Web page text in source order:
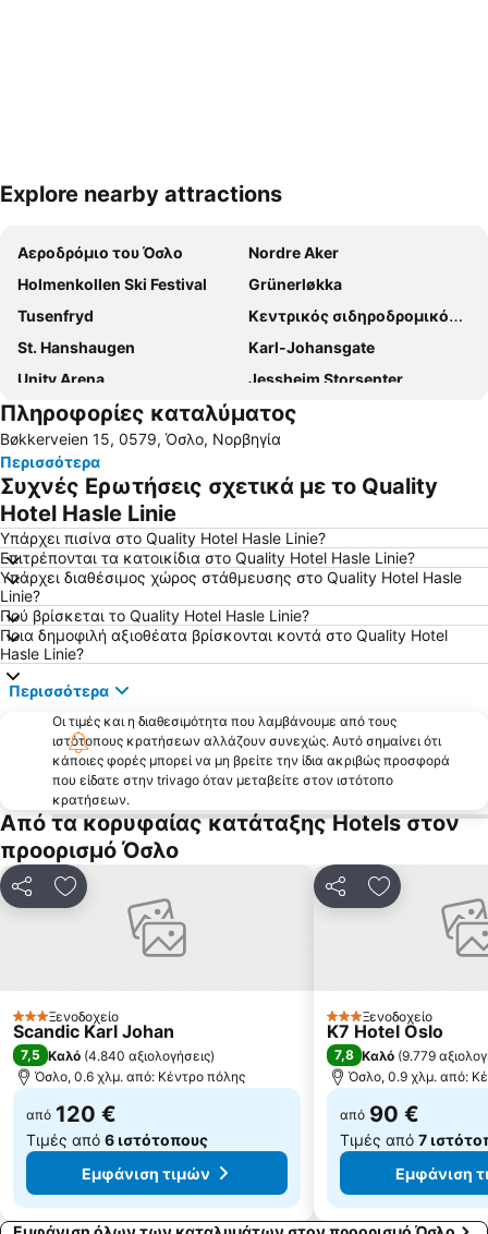
Ανάπτυξη χάρτη
Explore nearby attractions
Αεροδρόμιο του Όσλο
Nordre Aker
Holmenkollen Ski Festival
Grünerløkka
Tusenfryd
Κεντρικός σιδηροδρομικός σταθμός του Όσλο
St. Hanshaugen
Karl-Johansgate
Unity Arena
Jessheim Storsenter
Πληροφορίες καταλύματος
Bøkkerveien 15, 0579, Όσλο, Νορβηγία
Περισσότερα
Συχνές Ερωτήσεις σχετικά με το Quality
Hotel Hasle Linie
Υπάρχει πισίνα στο Quality Hotel Hasle Linie?
Επιτρέπονται τα κατοικίδια στο Quality Hotel Hasle Linie?
Υπάρχει διαθέσιμος χώρος στάθμευσης στο Quality Hotel Hasle
Linie?
Πού βρίσκεται το Quality Hotel Hasle Linie?
Ποια δημοφιλή αξιοθέατα βρίσκονται κοντά στο Quality Hotel
Hasle Linie?
Περισσότερα
Οι τιμές και η διαθεσιμότητα που λαμβάνουμε από τους
ιστότοπους κρατήσεων αλλάζουν συνεχώς. Αυτό σημαίνει ότι
κάποιες φορές μπορεί να μη βρείτε την ίδια ακριβώς προσφορά
που είδατε στην trivago όταν μεταβείτε στον ιστότοπο
κρατήσεων.
Από τα κορυφαίας κατάταξης Hotels στον
προορισμό Όσλο
ΚοινοποίησηΠροσθήκη στα αγαπημένα
3 ΑστέριαΞενοδοχείο
Scandic Karl Johan
7,5 Καλό (4.840 αξιολογήσεις)
Όσλο, 0.6 χλμ. από: Κέντρο πόλης
από 120 €
Τιμές από 6 ιστότοπους
Εμφάνιση τιμών
ΚοινοποίησηΠροσθήκη
3 ΑστέριαΞενοδοχείο
K7 Hotel Oslo
7,8 Καλό (9.779
Όσλο, 0.9 χλμ. από:
από 90 €
Τιμές από 7
Εμφάνιση